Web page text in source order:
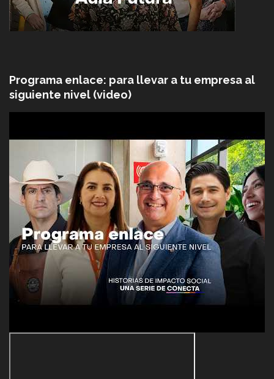
Programa enlace: para llevar a tu empresa al
siguiente nivel (video)